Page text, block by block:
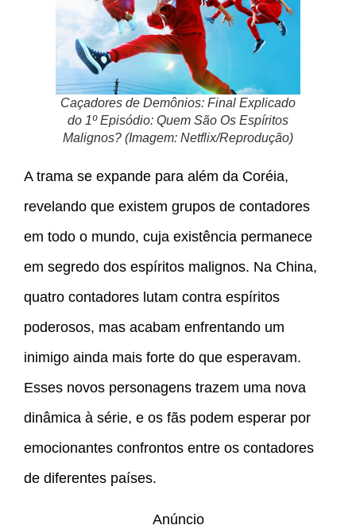
Caçadores de Demônios: Final Explicado
do 1º Episódio: Quem São Os Espíritos
Malignos? (Imagem: Netflix/Reprodução)
A trama se expande para além da Coréia,
revelando que existem grupos de contadores
em todo o mundo, cuja existência permanece
em segredo dos espíritos malignos. Na China,
quatro contadores lutam contra espíritos
poderosos, mas acabam enfrentando um
inimigo ainda mais forte do que esperavam.
Esses novos personagens trazem uma nova
dinâmica à série, e os fãs podem esperar por
emocionantes confrontos entre os contadores
de diferentes países.
Anúncio